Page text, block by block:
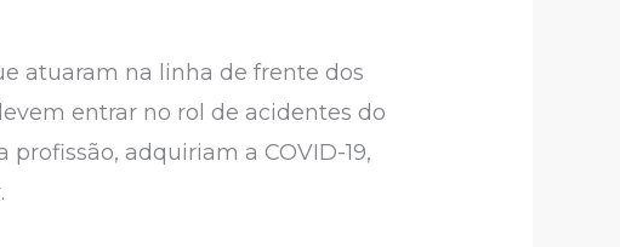
atuaram na linha de frente dos
entrar no rol de acidentes do
adquiriam a COVID-19,